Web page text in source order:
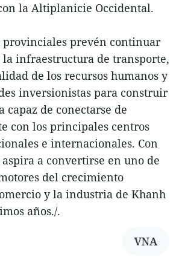
la Altiplanicie Occidental.
provinciales prevén continuar
infraestructura de transporte,
de los recursos humanos y
inversionistas para construir
capaz de conectarse de
con los principales centros
e internacionales. Con
a convertirse en uno de
del crecimiento
y la industria de Khanh
años./.
VNA